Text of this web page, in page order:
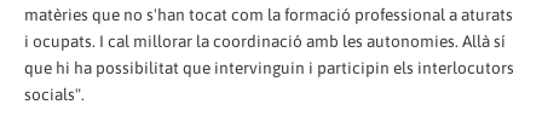
matèries que no s'han tocat com la formació professional a aturats
i ocupats. I cal millorar la coordinació amb les autonomies. Allà sí
que hi ha possibilitat que intervinguin i participin els interlocutors
socials".